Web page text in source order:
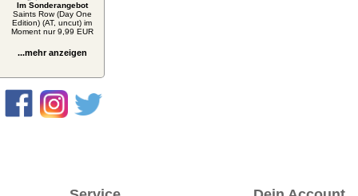
Im Sonderangebot
Saints Row (Day One
Edition) (AT, uncut) im
Moment nur 9,99 EUR
...mehr anzeigen